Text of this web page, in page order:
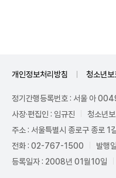
개인정보처리방침 청소년보
정기간행등록번호 : 서울 아
사장·편집인 : 임규진
청소년
주소 : 서울특별시 종로구 종로
전화 : 02-767-1500
발행
등록일자 : 2008년 01월10일